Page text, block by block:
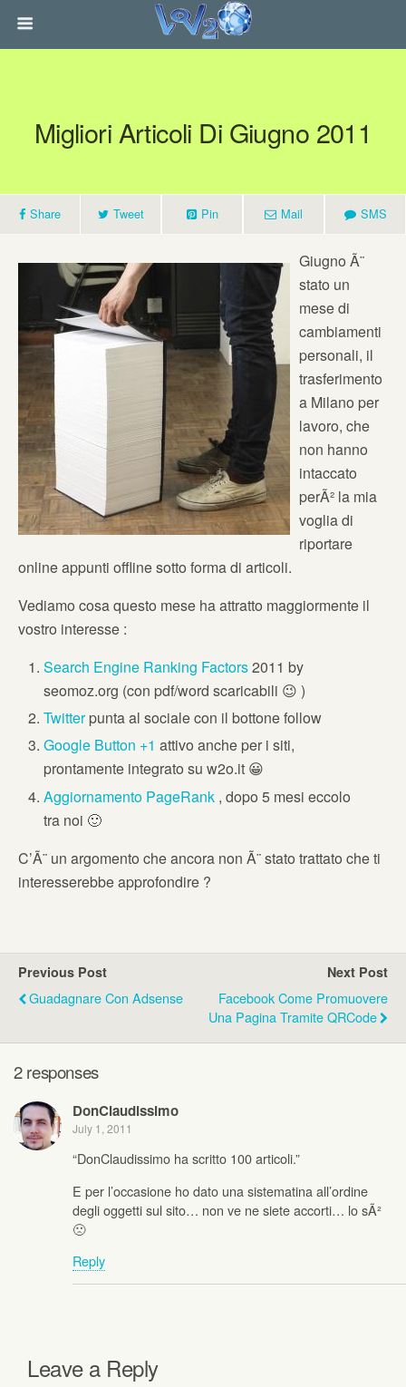
Migliori Articoli Di Giugno 2011
Share Tweet Pin Mail SMS
Giugno Ã¨
stato un
mese di
cambiamenti
personali, il
trasferimento
a Milano per
lavoro, che
non hanno
intaccato
perÃ² la mia
voglia di
riportare
online appunti offline sotto forma di articoli.
Vediamo cosa questo mese ha attratto maggiormente il
vostro interesse :
Search Engine Ranking Factors2011 by
seomoz.org (con pdf/word scaricabili 😉 )
Twitterpunta al sociale con il bottone follow
Google Button +1 attivo anche per i siti,
prontamente integrato su w2o.it 😀
Aggiornamento PageRank , dopo 5 mesi eccolo
tra noi 🙂
C’Ã¨ un argomento che ancora non Ã¨ stato trattato che ti
interesserebbe approfondire ?
Previous Post
Guadagnare Con Adsense
Next Post
Facebook Come Promuovere
Una Pagina Tramite QRCode
2 responses
DonClaudissimo
July 1, 2011
“DonClaudissimo ha scritto 100 articoli.”
E per l’occasione ho dato una sistematina all’ordine
degli oggetti sul sito… non ve ne siete accorti… lo sÃ²
🙁
Reply
Leave a Reply